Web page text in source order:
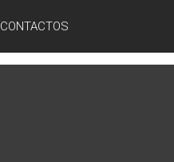
CONTACTOS